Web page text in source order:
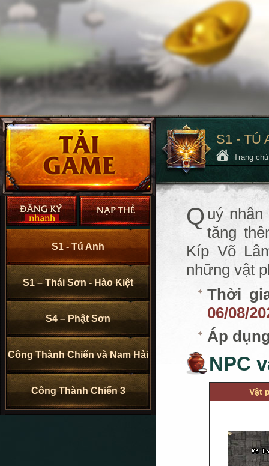
S1 - Tú Anh
S1 – Thái Sơn - Hào Kiệt
S4 – Phật Sơn
Công Thành Chiến và Nam Hải
Công Thành Chiến 3
S1 - TÚ
Trang
Q uý nhân
tăng
Kíp Võ
những vật
Thời
06/08/
Áp
NPC
Vật